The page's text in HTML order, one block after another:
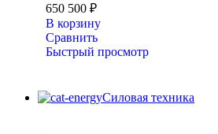
650 500 ₽
В корзину
Сравнить
Быстрый просмотр
Силовая техника